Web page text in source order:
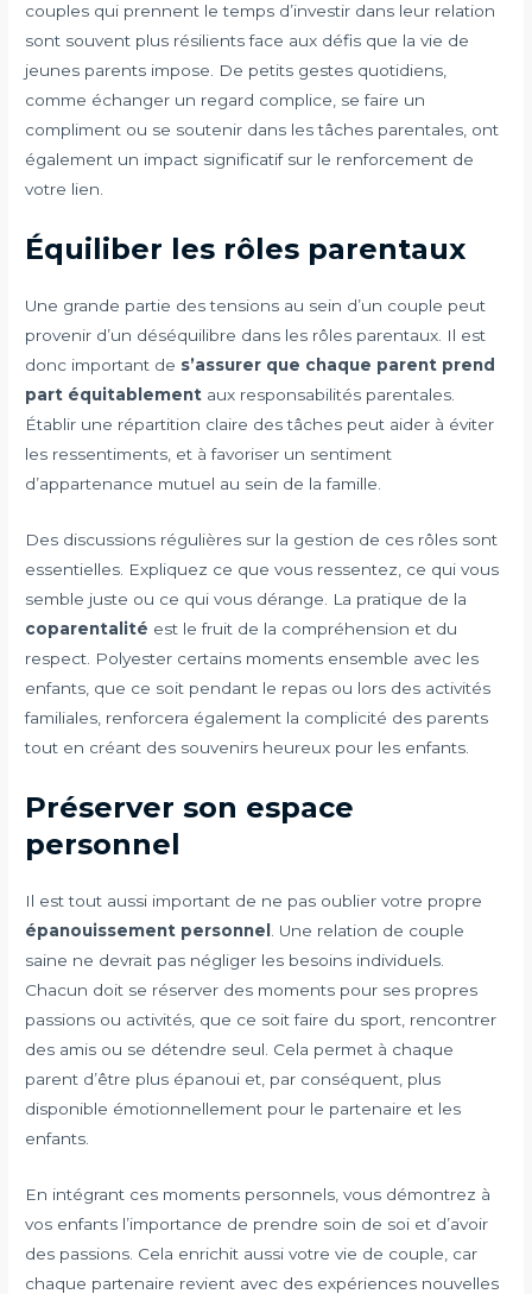
couples qui prennent le temps d’investir dans leur relation
sont souvent plus résilients face aux défis que la vie de
jeunes parents impose. De petits gestes quotidiens,
comme échanger un regard complice, se faire un
compliment ou se soutenir dans les tâches parentales, ont
également un impact significatif sur le renforcement de
votre lien.
Équiliber les rôles parentaux
Une grande partie des tensions au sein d’un couple peut
provenir d’un déséquilibre dans les rôles parentaux. Il est
donc important de s’assurer que chaque parent prend
part équitablement aux responsabilités parentales.
Établir une répartition claire des tâches peut aider à éviter
les ressentiments, et à favoriser un sentiment
d’appartenance mutuel au sein de la famille.
Des discussions régulières sur la gestion de ces rôles sont
essentielles. Expliquez ce que vous ressentez, ce qui vous
semble juste ou ce qui vous dérange. La pratique de la
coparentalité est le fruit de la compréhension et du
respect. Polyester certains moments ensemble avec les
enfants, que ce soit pendant le repas ou lors des activités
familiales, renforcera également la complicité des parents
tout en créant des souvenirs heureux pour les enfants.
Préserver son espace
personnel
Il est tout aussi important de ne pas oublier votre propre
épanouissement personnel
. Une relation de couple
saine ne devrait pas négliger les besoins individuels.
Chacun doit se réserver des moments pour ses propres
passions ou activités, que ce soit faire du sport, rencontrer
des amis ou se détendre seul. Cela permet à chaque
parent d’être plus épanoui et, par conséquent, plus
disponible émotionnellement pour le partenaire et les
enfants.
En intégrant ces moments personnels, vous démontrez à
vos enfants l’importance de prendre soin de soi et d’avoir
des passions. Cela enrichit aussi votre vie de couple, car
chaque partenaire revient avec des expériences nouvelles